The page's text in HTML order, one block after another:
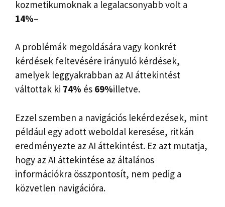
kozmetikumoknak a legalacsonyabb volt a
14%–
A problémák megoldására vagy konkrét
kérdések feltevésére irányuló kérdések,
amelyek leggyakrabban az AI áttekintést
váltottak ki 74% és 69%illetve.
Ezzel szemben a navigációs lekérdezések, mint
például egy adott weboldal keresése, ritkán
eredményezte az AI áttekintést. Ez azt mutatja,
hogy az AI áttekintése az általános
információkra összpontosít, nem pedig a
közvetlen navigációra.